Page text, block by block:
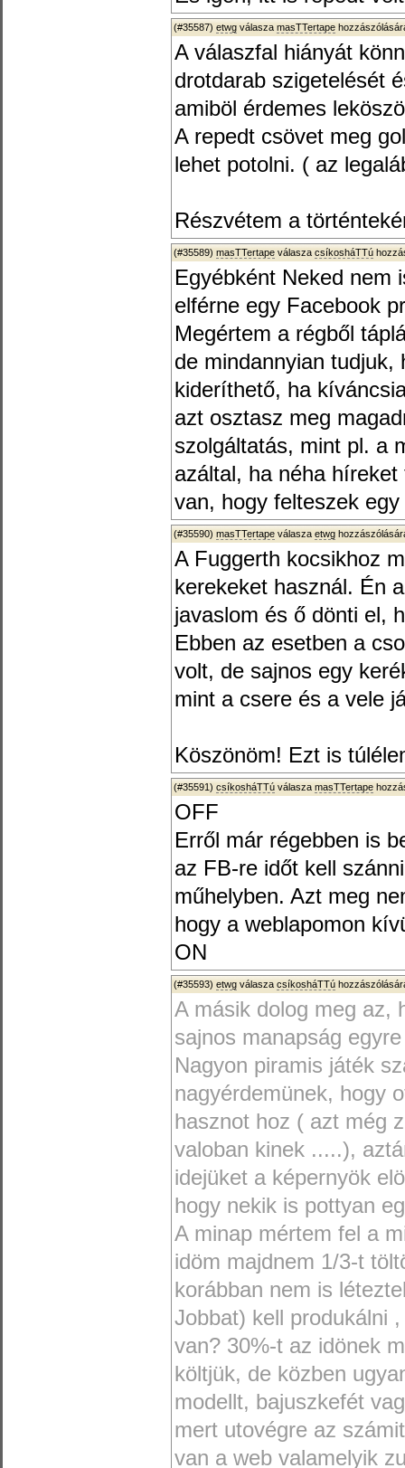
(#35587) etwg válasza masTTertape
A válaszfal hiányát
drotdarab szigetelését
amiböl érdemes
A repedt csövet meg
lehet potolni. ( az
Részvétem a
(#35589) masTTertape válasza csíkosháTTú
Egyébként Neked nem
elférne egy Facebook
Megértem a régből
de mindannyian tudjuk,
kideríthető, ha
azt osztasz meg
szolgáltatás, mint pl. a
azáltal, ha néha
van, hogy felteszek
(#35590) masTTertape válasza etwg
A Fuggerth kocsikhoz
kerekeket használ. Én
javaslom és ő dönti el,
Ebben az esetben a
volt, de sajnos egy
mint a csere és a vele
Köszönöm! Ezt is
(#35591) csíkosháTTú válasza masTTertape
OFF
Erről már régebben is
az FB-re időt kell
műhelyben. Azt meg
hogy a weblapomon
ON
(#35593) etwg válasza csíkosháTTú
A másik dolog meg az,
sajnos manapság
Nagyon piramis játék
nagyérdemünek, hogy
hasznot hoz ( azt még
valoban kinek .....),
idejüket a képernyök
hogy nekik is pottyan
A minap mértem fel a
idöm majdnem 1/3-t
korábban nem is
Jobbat) kell produkálni
van? 30%-t az idönek
költjük, de közben
modellt, bajuszkefét
mert utovégre az
van a web valamelyik